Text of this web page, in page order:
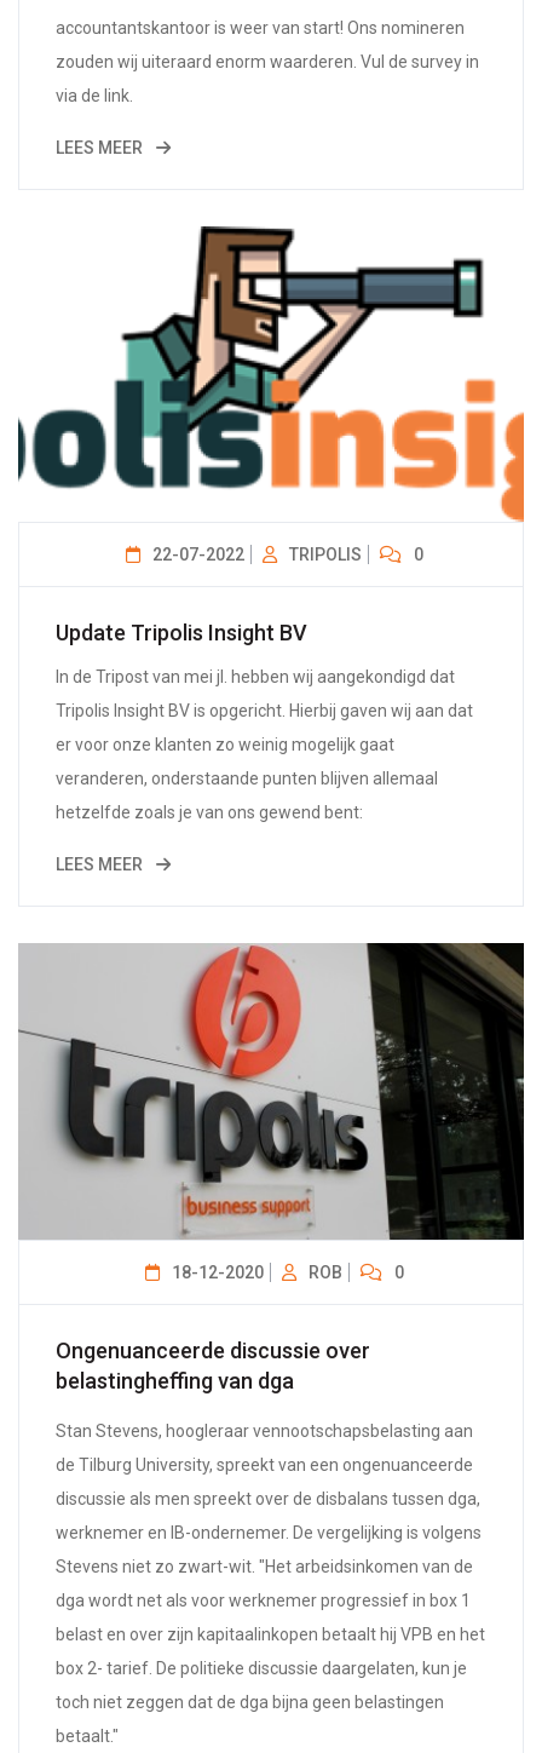
accountantskantoor is weer van start! Ons nomineren
zouden wij uiteraard enorm waarderen. Vul de survey in
via de link.
LEES MEER
22-07-2022 TRIPOLIS 0
Update Tripolis Insight BV
In de Tripost van mei jl. hebben wij aangekondigd dat
Tripolis Insight BV is opgericht. Hierbij gaven wij aan dat
er voor onze klanten zo weinig mogelijk gaat
veranderen, onderstaande punten blijven allemaal
hetzelfde zoals je van ons gewend bent:
LEES MEER
18-12-2020 ROB 0
Ongenuanceerde discussie over
belastingheffing van dga
Stan Stevens, hoogleraar vennootschapsbelasting aan
de Tilburg University, spreekt van een ongenuanceerde
discussie als men spreekt over de disbalans tussen dga,
werknemer en IB-ondernemer. De vergelijking is volgens
Stevens niet zo zwart-wit. "Het arbeidsinkomen van de
dga wordt net als voor werknemer progressief in box 1
belast en over zijn kapitaalinkopen betaalt hij VPB en het
box 2- tarief. De politieke discussie daargelaten, kun je
toch niet zeggen dat de dga bijna geen belastingen
betaalt."